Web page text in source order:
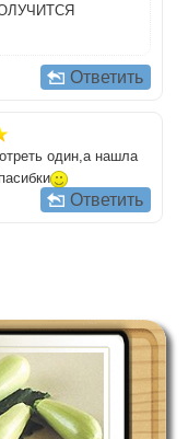
Ответить
один,а нашла
Ответить